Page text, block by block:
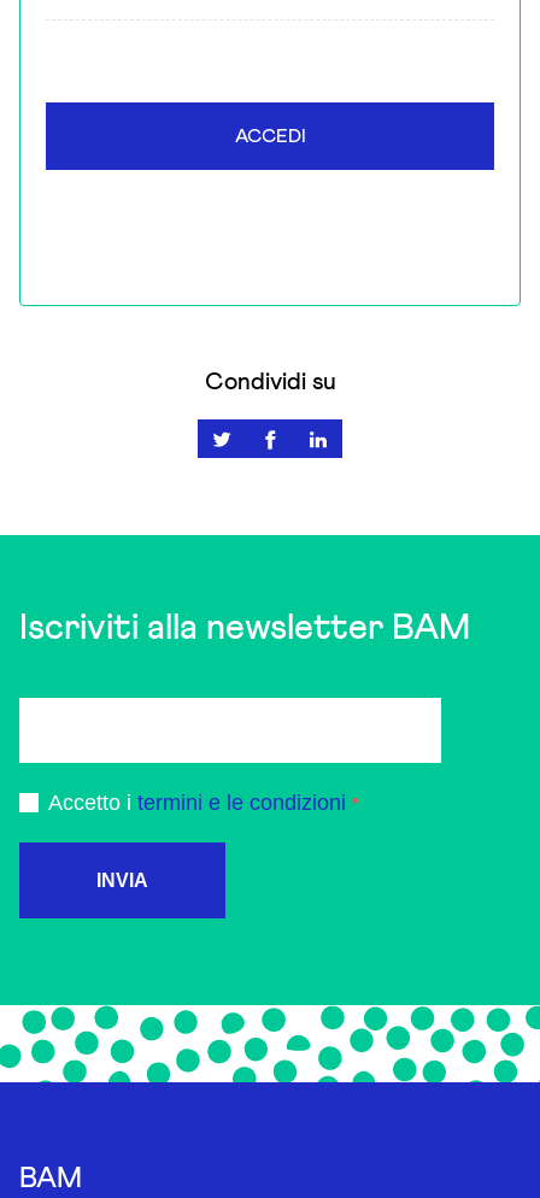
ACCEDI
Condividi su
Iscriviti alla newsletter BAM
Accetto i termini e le condizioni
INVIA
BAM